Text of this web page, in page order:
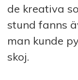
de kreativa
stund fanns
man kunde
skoj.